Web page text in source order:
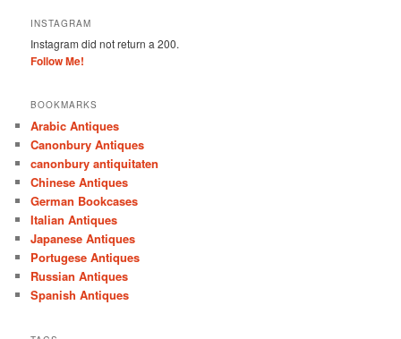
INSTAGRAM
Instagram did not return a 200.
Follow Me!
BOOKMARKS
Arabic Antiques
Canonbury Antiques
canonbury antiquitaten
Chinese Antiques
German Bookcases
Italian Antiques
Japanese Antiques
Portugese Antiques
Russian Antiques
Spanish Antiques